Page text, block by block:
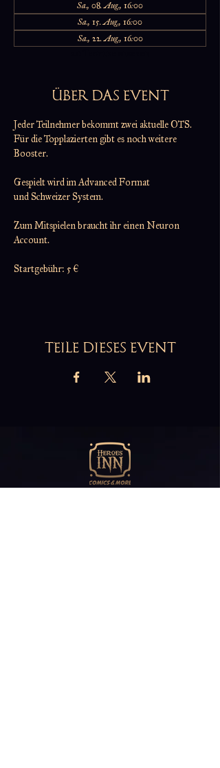
Sa., 08. Aug., 16:00
Sa., 15. Aug., 16:00
Sa., 22. Aug., 16:00
ÜBER DAS EVENT
Jeder Teilnehmer bekommt zwei aktuelle OTS.
Für die Topplazierten gibt es noch weitere
Booster.
Gespielt wird im Advanced Format
und Schweizer System.
Zum Mitspielen braucht ihr einen Neuron
Account.
Startgebühr: 5 €
TEILE DIESES EVENT